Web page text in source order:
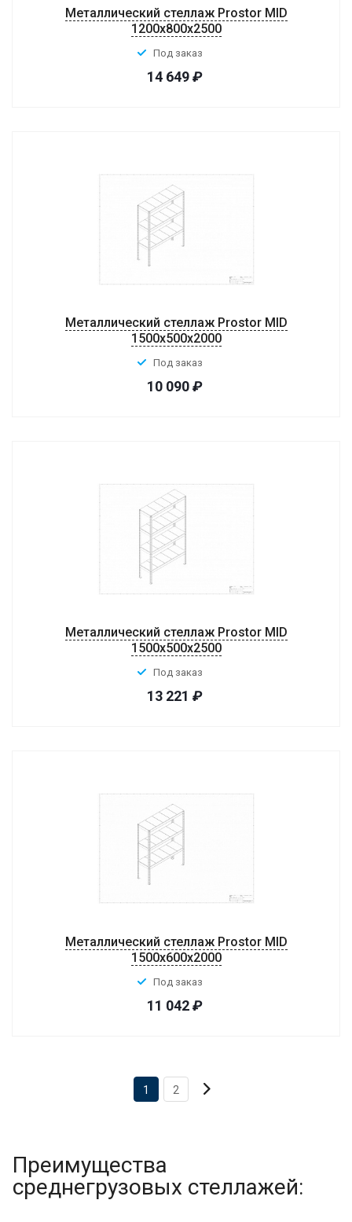
Металлический стеллаж Prostor MID
1200x800x2500
Под заказ
14 649₽
Металлический стеллаж Prostor MID
1500x500x2000
Под заказ
10 090₽
Металлический стеллаж Prostor MID
1500x500x2500
Под заказ
13 221 ₽
Металлический стеллаж Prostor MID
1500x600x2000
Под заказ
11 042₽
1 2
Преимущества
среднегрузовых стеллажей: